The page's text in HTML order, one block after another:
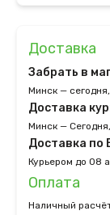
Доставка
Забрать в
Минск —
Доставка
Минск —
Доставка по
Курьером до 08
Оплата
Наличный